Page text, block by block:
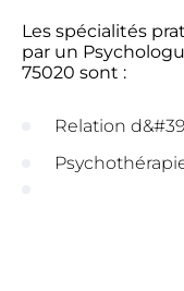
Les spécialités
par un
75020 sont :
Relation